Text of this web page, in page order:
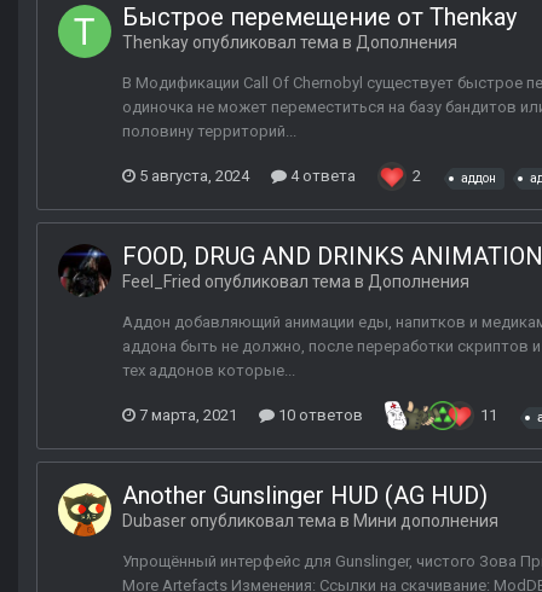
Быстрое перемещение от Thenkay
Thenkay опубликовал тема в Дополнения
В Модификации Call Of Chernobyl существует быстрое
одиночка не может переместиться на базу бандитов
половину территорий...
5 августа, 2024 4 ответа 2 аддон
FOOD, DRUG AND DRINKS
Feel_Fried опубликовал тема в Дополнения
Аддон добавляющий анимации еды, напитков и
аддона быть не должно, после переработки
тех аддонов которые...
7 марта, 2021 10 ответов 11
Another Gunslinger HUD (AG HUD)
Dubaser опубликовал тема в Мини дополнения
Упрощённый интерфейс для Gunslinger, чистого Зова
More Artefacts Изменения: Ссылки на скачивание: